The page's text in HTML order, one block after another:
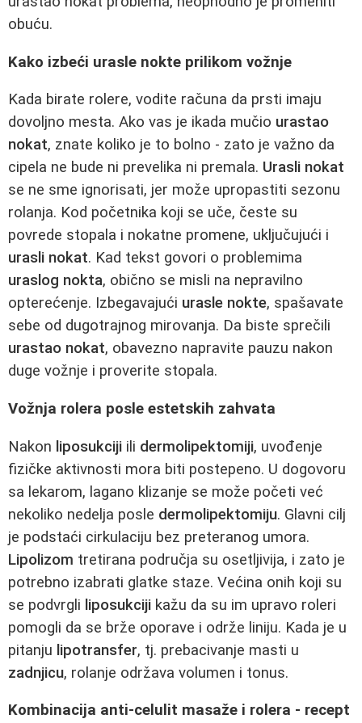
obuću.
Kako izbeći urasle nokte prilikom vožnje
Kada birate rolere, vodite računa da prsti imaju
dovoljno mesta. Ako vas je ikada mučio urastao
nokat, znate koliko je to bolno - zato je važno da
cipela ne bude ni prevelika ni premala. Urasli nokat
se ne sme ignorisati, jer može upropastiti sezonu
rolanja. Kod početnika koji se uče, česte su
povrede stopala i nokatne promene, uključujući i
urasli nokat. Kad tekst govori o problemima
uraslog nokta, obično se misli na nepravilno
opterećenje. Izbegavajući urasle nokte, spašavate
sebe od dugotrajnog mirovanja. Da biste sprečili
urastao nokat, obavezno napravite pauzu nakon
duge vožnje i proverite stopala.
Vožnja rolera posle estetskih zahvata
Nakon liposukciji ili dermolipektomiji, uvođenje
fizičke aktivnosti mora biti postepeno. U dogovoru
sa lekarom, lagano klizanje se može početi već
nekoliko nedelja posle dermolipektomiju. Glavni cilj
je podstaći cirkulaciju bez preteranog umora.
Lipolizom tretirana područja su osetljivija, i zato je
potrebno izabrati glatke staze. Većina onih koji su
se podvrgli liposukciji kažu da su im upravo roleri
pomogli da se brže oporave i održe liniju. Kada je u
pitanju lipotransfer, tj. prebacivanje masti u
zadnjicu, rolanje održava volumen i tonus.
Kombinacija anti-celulit masaže i rolera - recept